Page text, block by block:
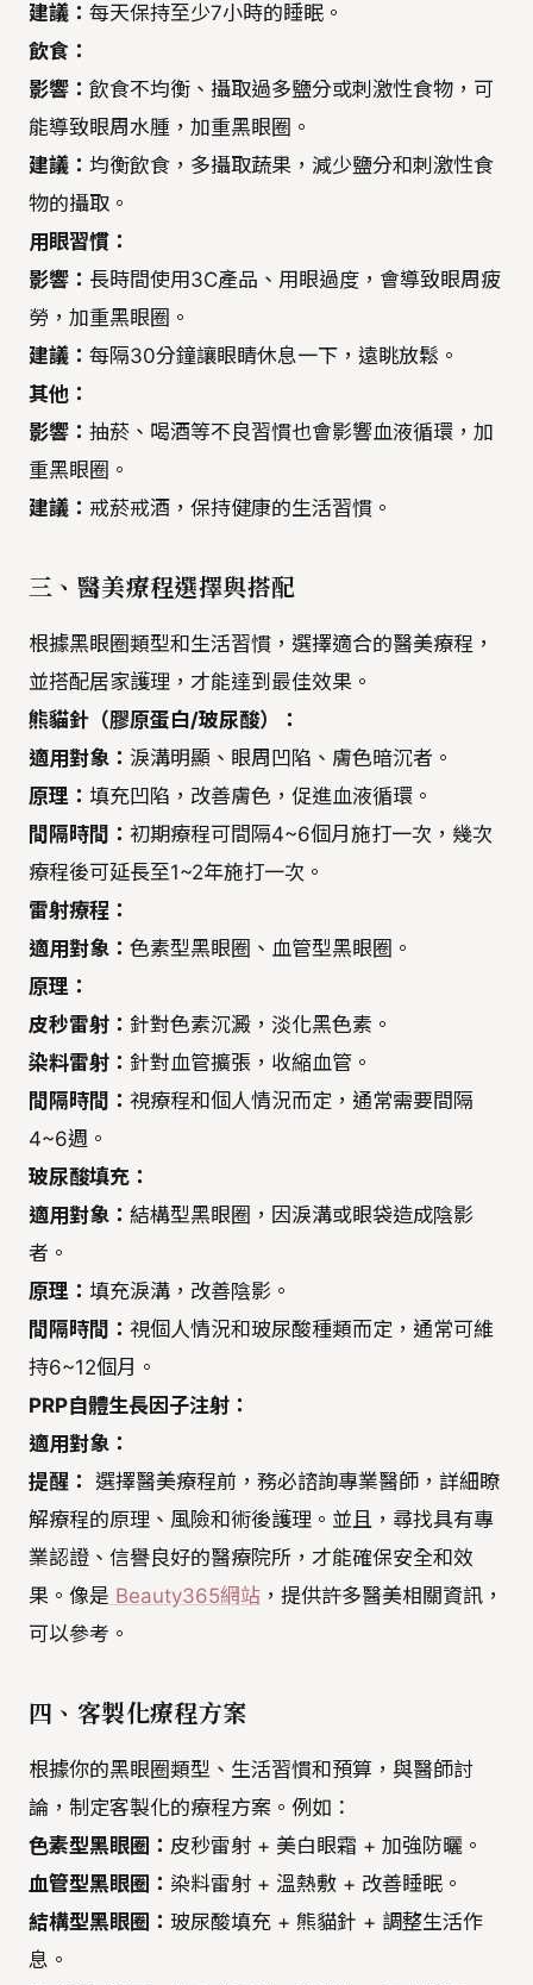
建議： 每天保持至少7小時的睡眠。
飲食：
影響： 飲食不均衡、攝取過多鹽分或刺激性食物，可
能導致眼周水腫，加重黑眼圈。
建議： 均衡飲食，多攝取蔬果，減少鹽分和刺激性食
物的攝取。
用眼習慣：
影響： 長時間使用3C產品、用眼過度，會導致眼周疲
勞，加重黑眼圈。
建議： 每隔30分鐘讓眼睛休息一下，遠眺放鬆。
其他：
影響： 抽菸、喝酒等不良習慣也會影響血液循環，加
重黑眼圈。
建議： 戒菸戒酒，保持健康的生活習慣。
三、醫美療程選擇與搭配
根據黑眼圈類型和生活習慣，選擇適合的醫美療程，
並搭配居家護理，才能達到最佳效果。
熊貓針（膠原蛋白/玻尿酸）：
適用對象： 淚溝明顯、眼周凹陷、膚色暗沉者。
原理： 填充凹陷，改善膚色，促進血液循環。
間隔時間： 初期療程可間隔4~6個月施打一次，幾次
療程後可延長至1~2年施打一次。
雷射療程：
適用對象： 色素型黑眼圈、血管型黑眼圈。
原理：
皮秒雷射： 針對色素沉澱，淡化黑色素。
染料雷射： 針對血管擴張，收縮血管。
間隔時間： 視療程和個人情況而定，通常需要間隔
4~6週。
玻尿酸填充：
適用對象： 結構型黑眼圈，因淚溝或眼袋造成陰影
者。
原理： 填充淚溝，改善陰影。
間隔時間： 視個人情況和玻尿酸種類而定，通常可維
持6~12個月。
PRP自體生長因子注射：
適用對象：
提醒：
選擇醫美療程前，務必諮詢專業醫師，詳細瞭
解療程的原理、風險和術後護理。並且，尋找具有專
業認證、信譽良好的醫療院所，才能確保安全和效
果。像是 Beauty365網站 ，提供許多醫美相關資訊，
可以參考。
四、客製化療程方案
根據你的黑眼圈類型、生活習慣和預算，與醫師討
論，制定客製化的療程方案。例如：
色素型黑眼圈： 皮秒雷射 + 美白眼霜 + 加強防曬。
血管型黑眼圈： 染料雷射 + 溫熱敷 + 改善睡眠。
結構型黑眼圈： 玻尿酸填充 + 熊貓針 + 調整生活作
息。